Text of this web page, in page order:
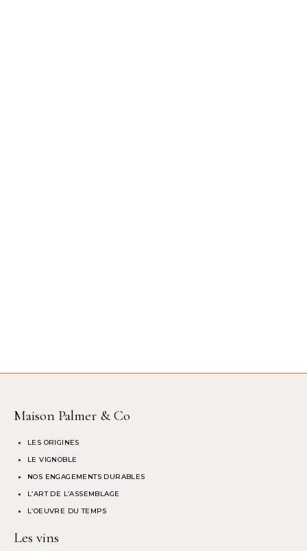
Maison Palmer & Co
LES ORIGINES
LE VIGNOBLE
NOS ENGAGEMENTS DURABLES
L’ART DE L’ASSEMBLAGE
L’OEUVRE DU TEMPS
Les vins